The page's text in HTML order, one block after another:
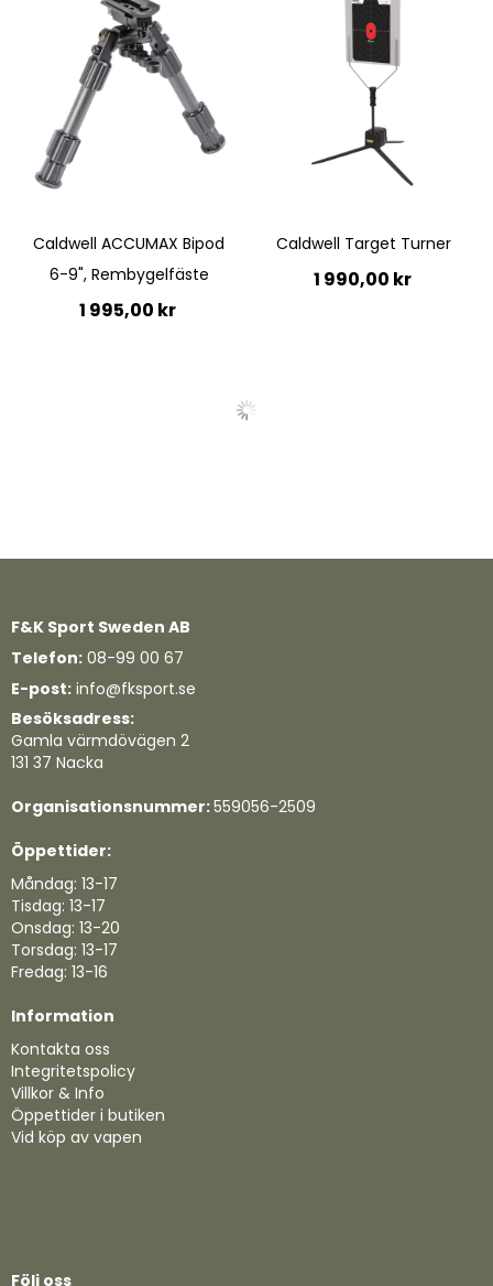
Quickview Quickview
Caldwell ACCUMAX Bipod
6-9", Rembygelfäste
1 995,00 kr
Caldwell Target Turner
1 990,00 kr
F&K Sport Sweden AB
Telefon: 08-99 00 67
E-post: info@fksport.se
Besöksadress:
Gamla värmdövägen 2
131 37 Nacka
Organisationsnummer:559056-2509
Öppettider:
Måndag: 13-17
Tisdag: 13-17
Onsdag: 13-20
Torsdag: 13-17
Fredag: 13-16
Information
Kontakta oss
Integritetspolicy
Villkor & Info
Öppettider i butiken
Vid köp av vapen
Följ oss